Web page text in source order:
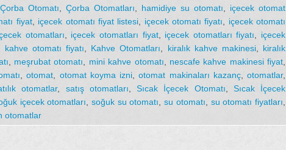
Çorba Otomatı Çorba Otomatları hamidiye su otomatı
içecek otomat
fiyat, içecek otomatı fiyat listesi içecek otomatı fiyatı
içecek otomatı
otomatları içecek otomatları fiyat, içecek otomatları fiyatı
içecek
kahve otomatı fiyatı Kahve Otomatları kiralık kahve makinesi, kiralık
meşrubat otomatı mini kahve otomatı nescafe kahve makinesi fiyat
,otomat otomat koyma izni ,otomat makinaları kazanç, otomatlar,
otomatlar, satış otomatları Sıcak İçecek Otomatı
Sıcak İçecek
içecek otomatları ,soğuk su otomatı ,su otomatı su otomatı fiyatları
otomatlar